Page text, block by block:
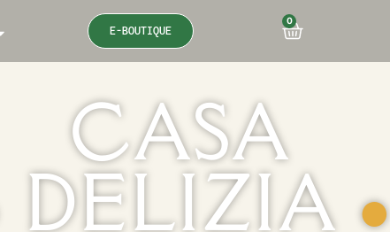
E-BOUTIQUE
0
CASA
DELIZIA ●